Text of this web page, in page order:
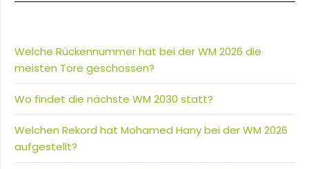
Welche Rückennummer hat bei der WM 2026 die
meisten Tore geschossen?
Wo findet die nächste WM 2030 statt?
Welchen Rekord hat Mohamed Hany bei der WM 2026
aufgestellt?